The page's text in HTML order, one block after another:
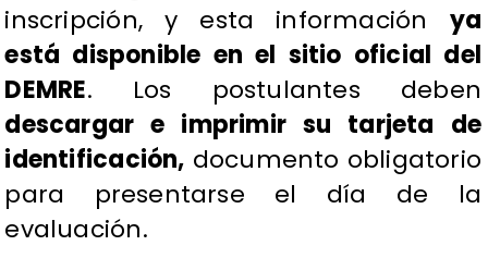
inscripción, y esta información ya
está disponible en el sitio oficial del
DEMRE. Los postulantes deben
descargar e imprimir su tarjeta de
identificación, documento obligatorio
para presentarse el día de la
evaluación.